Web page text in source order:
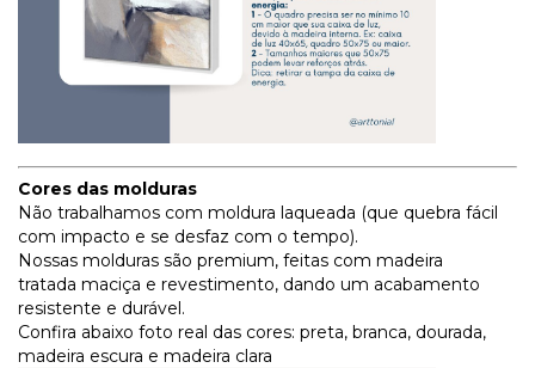
Cores das molduras
Não trabalhamos com moldura laqueada (que quebra fácil
com impacto e se desfaz com o tempo).
Nossas molduras são premium, feitas com madeira
tratada maciça e revestimento, dando um acabamento
resistente e durável.
Confira abaixo foto real das cores: preta, branca, dourada,
madeira escura e madeira clara